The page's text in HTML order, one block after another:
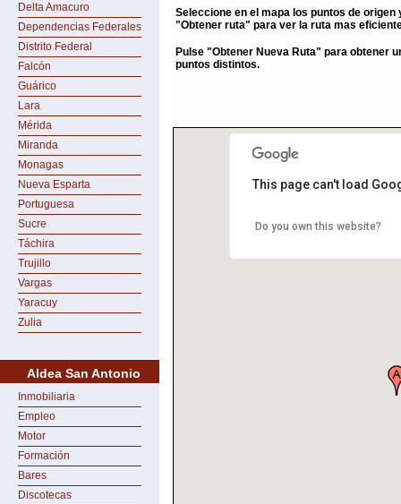
Delta Amacuro
Dependencias Federales
Distrito Federal
Falcón
Guárico
Lara
Mérida
Miranda
Monagas
Nueva Esparta
Portuguesa
Sucre
Táchira
Trujillo
Vargas
Yaracuy
Zulia
Aldea San Antonio
Inmobiliaria
Empleo
Motor
Formación
Bares
Discotecas
Seleccione en el mapa los puntos de origen
"Obtener ruta" para ver la ruta mas
Pulse "Obtener Nueva Ruta" para obtener
puntos distintos.
This page can't load
Do you own this website?